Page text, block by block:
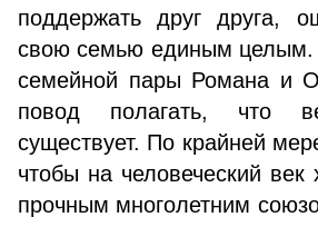
поддержать друг друга,
свою семью единым целым.
семейной пары Романа и
повод полагать, что
существует. По крайней
чтобы на человеческий
прочным многолетним